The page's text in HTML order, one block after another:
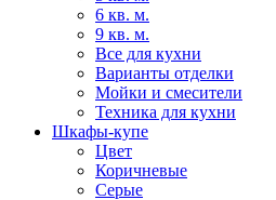
6 кв. м.
9 кв. м.
Все для кухни
Варианты отделки
Мойки и смесители
Техника для кухни
Шкафы-купе
Цвет
Коричневые
Серые